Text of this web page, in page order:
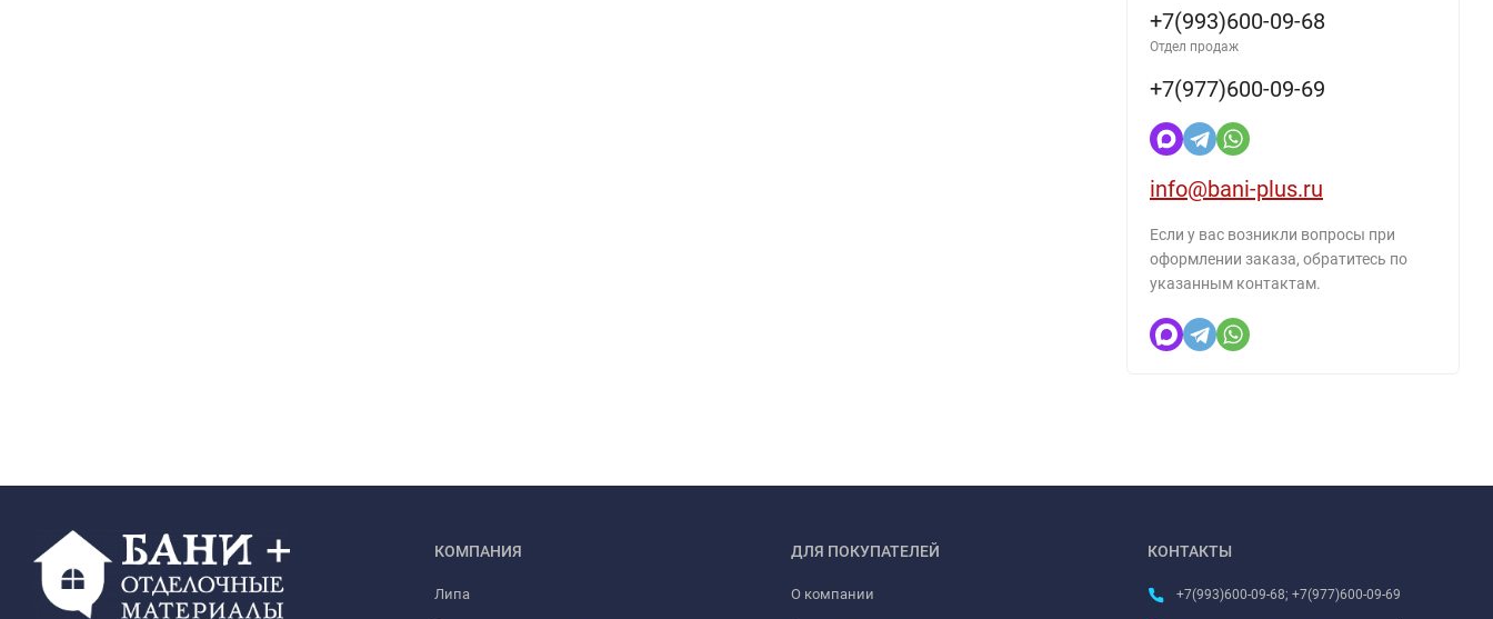
+7(993)600-09-68
Отдел продаж
+7(977)600-09-69
info@bani-plus.ru
Если у вас возникли вопросы при
оформлении заказа, обратитесь по
указанным контактам.
КОМПАНИЯ
Липа
ДЛЯ ПОКУПАТЕЛЕЙ
О компании
КОНТАКТЫ
+7(993)600-09-68; +7(977)600-09-69